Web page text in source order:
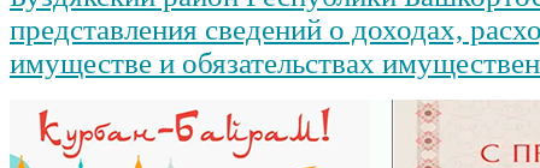
представления сведений о доходах,
имуществе и обязательствах